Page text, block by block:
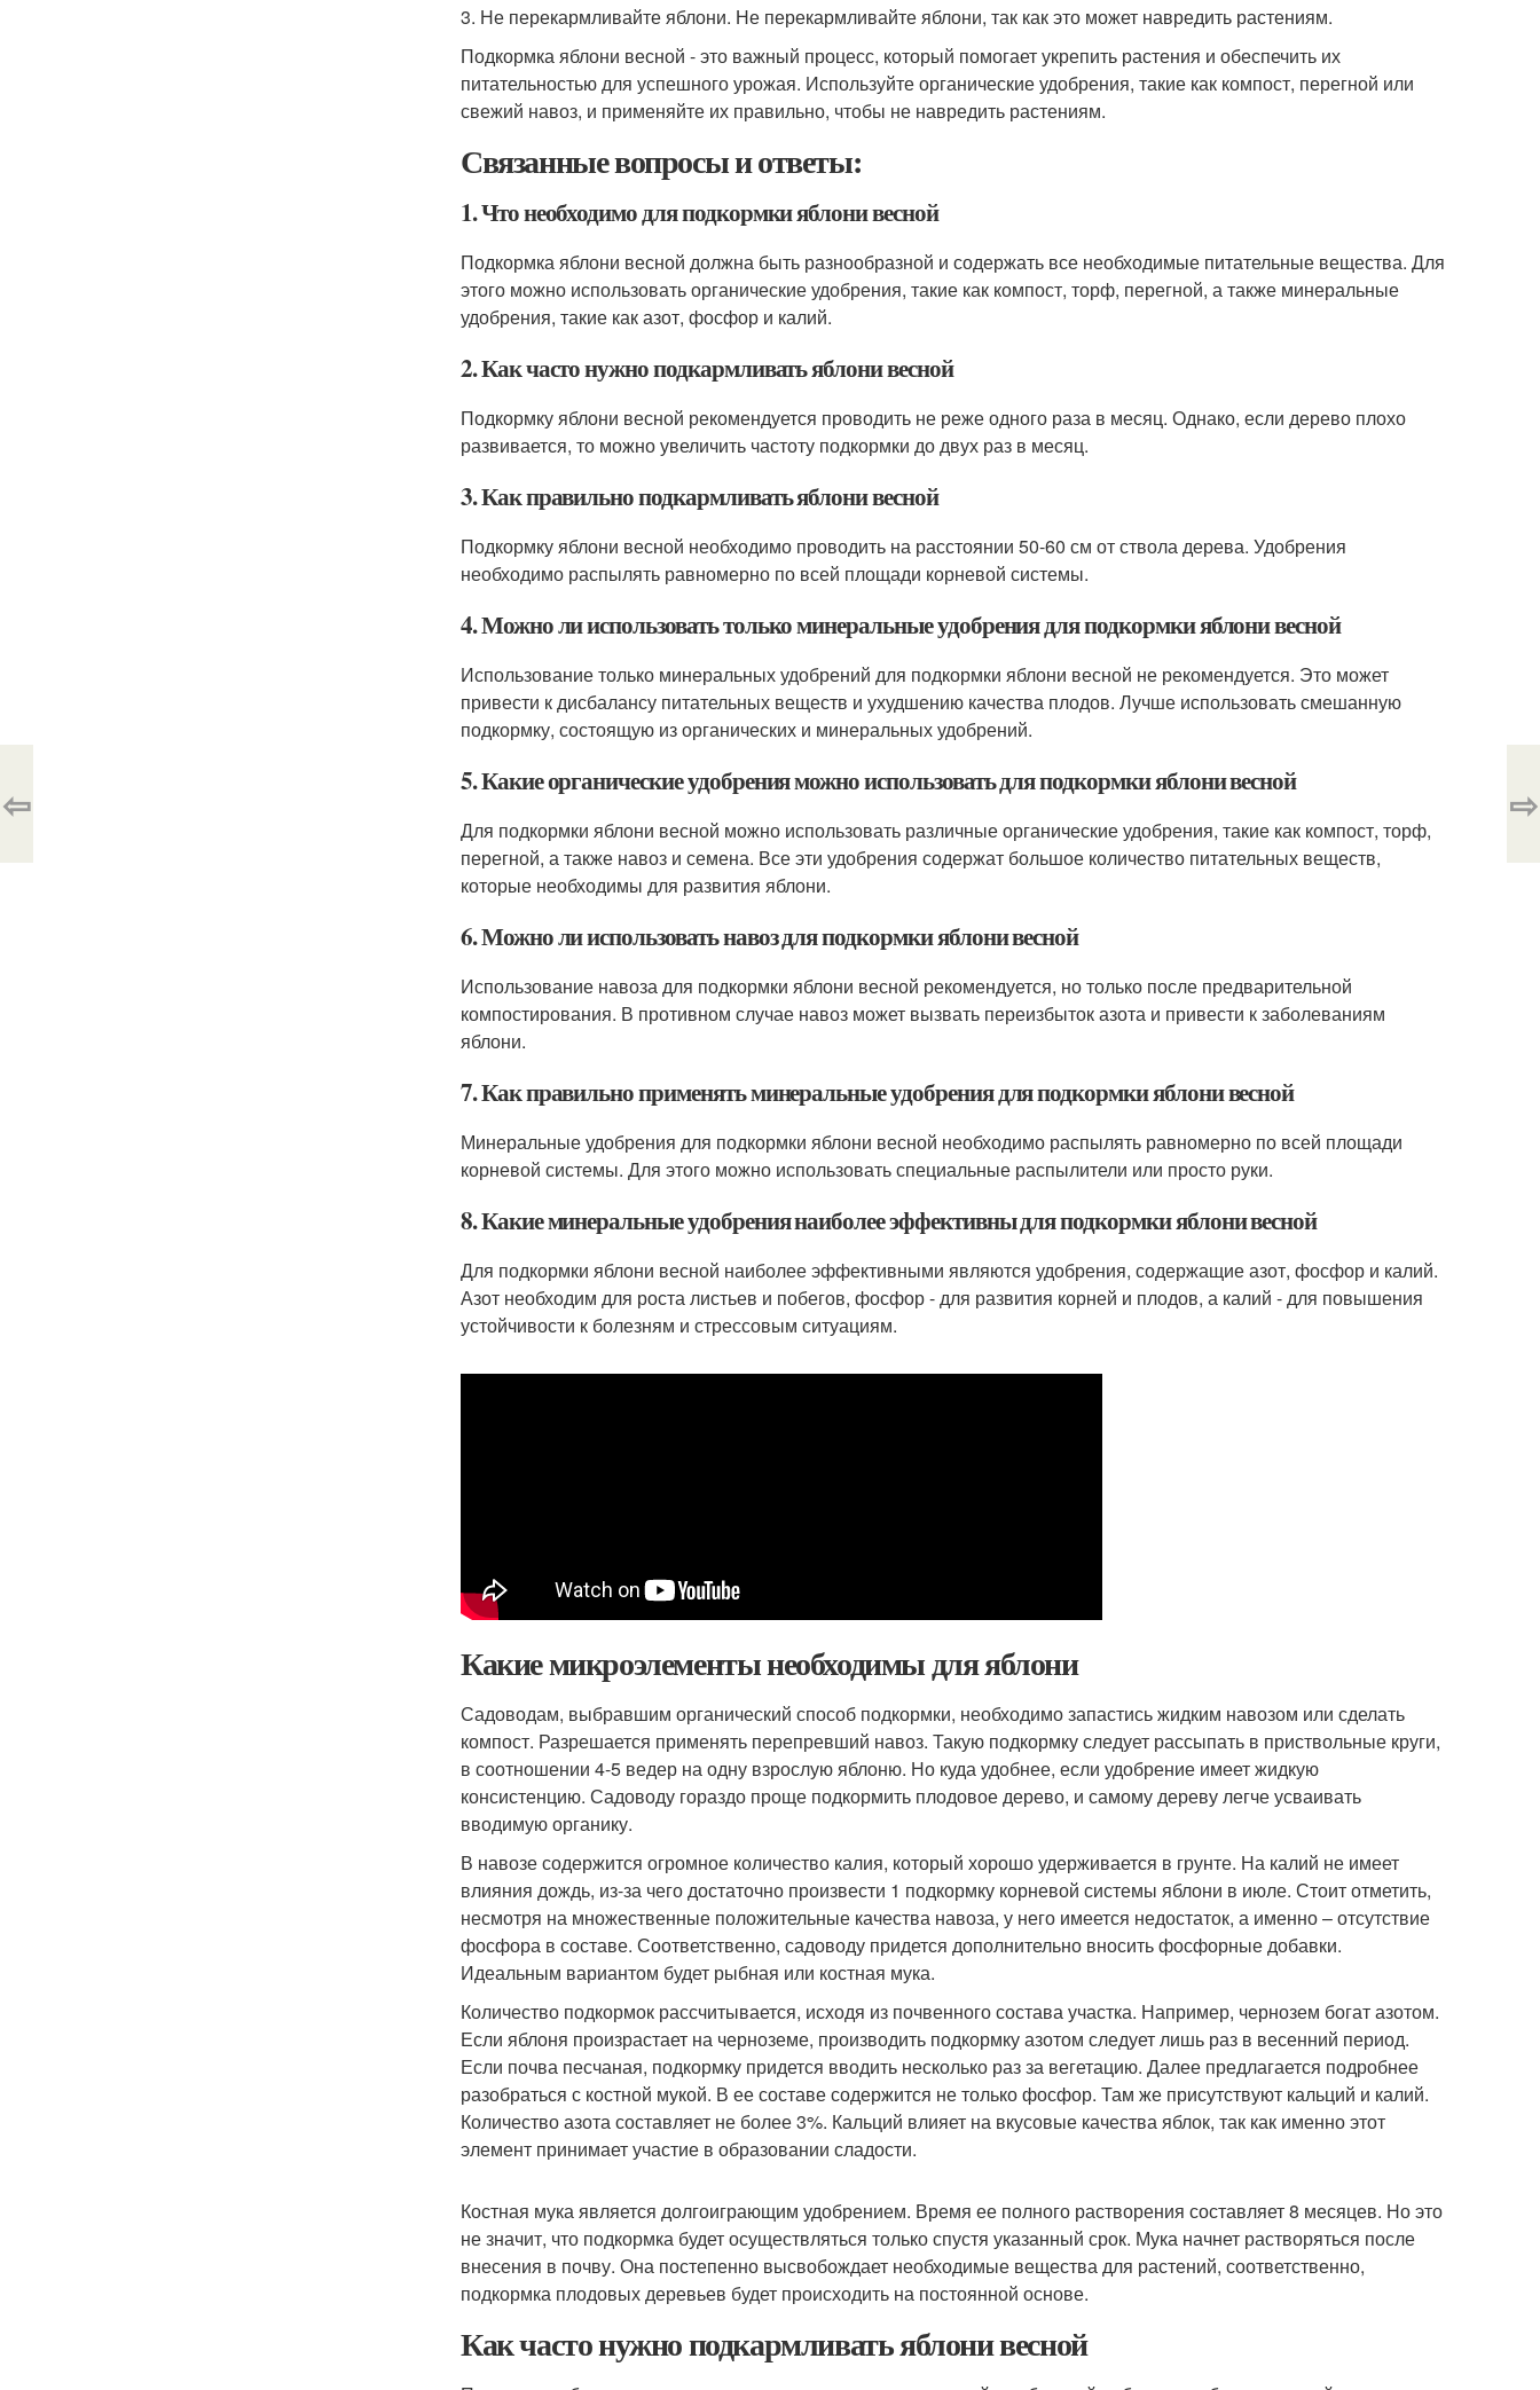
3. Не перекармливайте яблони. Не перекармливайте яблони, так как это может навредить растениям.
Подкормка яблони весной - это важный процесс, который помогает укрепить растения и обеспечить их
питательностью для успешного урожая. Используйте органические удобрения, такие как компост, перегной или
свежий навоз, и применяйте их правильно, чтобы не навредить растениям.
Связанные вопросы и ответы:
1. Что необходимо для подкормки яблони весной
Подкормка яблони весной должна быть разнообразной и содержать все необходимые питательные вещества. Для
этого можно использовать органические удобрения, такие как компост, торф, перегной, а также минеральные
удобрения, такие как азот, фосфор и калий.
2. Как часто нужно подкармливать яблони весной
Подкормку яблони весной рекомендуется проводить не реже одного раза в месяц. Однако, если дерево плохо
развивается, то можно увеличить частоту подкормки до двух раз в месяц.
3. Как правильно подкармливать яблони весной
Подкормку яблони весной необходимо проводить на расстоянии 50-60 см от ствола дерева. Удобрения
необходимо распылять равномерно по всей площади корневой системы.
4. Можно ли использовать только минеральные удобрения для подкормки яблони весной
Использование только минеральных удобрений для подкормки яблони весной не рекомендуется. Это может
привести к дисбалансу питательных веществ и ухудшению качества плодов. Лучше использовать смешанную
подкормку, состоящую из органических и минеральных удобрений.
5. Какие органические удобрения можно использовать для подкормки яблони весной
Для подкормки яблони весной можно использовать различные органические удобрения, такие как компост, торф,
перегной, а также навоз и семена. Все эти удобрения содержат большое количество питательных веществ,
которые необходимы для развития яблони.
6. Можно ли использовать навоз для подкормки яблони весной
Использование навоза для подкормки яблони весной рекомендуется, но только после предварительной
компостирования. В противном случае навоз может вызвать переизбыток азота и привести к заболеваниям
яблони.
7. Как правильно применять минеральные удобрения для подкормки яблони весной
Минеральные удобрения для подкормки яблони весной необходимо распылять равномерно по всей площади
корневой системы. Для этого можно использовать специальные распылители или просто руки.
8. Какие минеральные удобрения наиболее эффективны для подкормки яблони весной
Для подкормки яблони весной наиболее эффективными являются удобрения, содержащие азот, фосфор и калий.
Азот необходим для роста листьев и побегов, фосфор - для развития корней и плодов, а калий - для повышения
устойчивости к болезням и стрессовым ситуациям.
Какие микроэлементы необходимы для яблони
Садоводам, выбравшим органический способ подкормки, необходимо запастись жидким навозом или сделать
компост. Разрешается применять перепревший навоз. Такую подкормку следует рассыпать в приствольные круги,
в соотношении 4-5 ведер на одну взрослую яблоню. Но куда удобнее, если удобрение имеет жидкую
консистенцию. Садоводу гораздо проще подкормить плодовое дерево, и самому дереву легче усваивать
вводимую органику.
В навозе содержится огромное количество калия, который хорошо удерживается в грунте. На калий не имеет
влияния дождь, из-за чего достаточно произвести 1 подкормку корневой системы яблони в июле. Стоит отметить,
несмотря на множественные положительные качества навоза, у него имеется недостаток, а именно – отсутствие
фосфора в составе. Соответственно, садоводу придется дополнительно вносить фосфорные добавки.
Идеальным вариантом будет рыбная или костная мука.
Количество подкормок рассчитывается, исходя из почвенного состава участка. Например, чернозем богат азотом.
Если яблоня произрастает на черноземе, производить подкормку азотом следует лишь раз в весенний период.
Если почва песчаная, подкормку придется вводить несколько раз за вегетацию. Далее предлагается подробнее
разобраться с костной мукой. В ее составе содержится не только фосфор. Там же присутствуют кальций и калий.
Количество азота составляет не более 3%. Кальций влияет на вкусовые качества яблок, так как именно этот
элемент принимает участие в образовании сладости.
Костная мука является долгоиграющим удобрением. Время ее полного растворения составляет 8 месяцев. Но это
не значит, что подкормка будет осуществляться только спустя указанный срок. Мука начнет растворяться после
внесения в почву. Она постепенно высвобождает необходимые вещества для растений, соответственно,
подкормка плодовых деревьев будет происходить на постоянной основе.
Как часто нужно подкармливать яблони весной
⇦ ⇨